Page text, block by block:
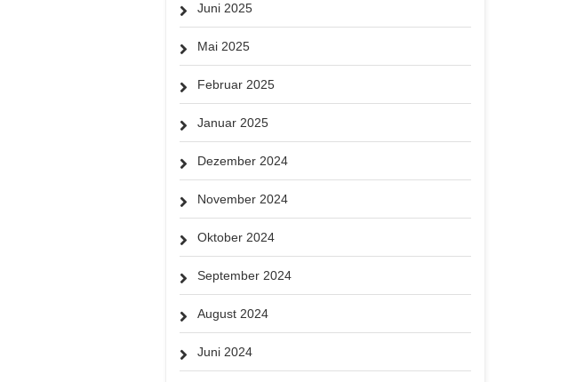
Juni 2025
Mai 2025
Februar 2025
Januar 2025
Dezember 2024
November 2024
Oktober 2024
September 2024
August 2024
Juni 2024